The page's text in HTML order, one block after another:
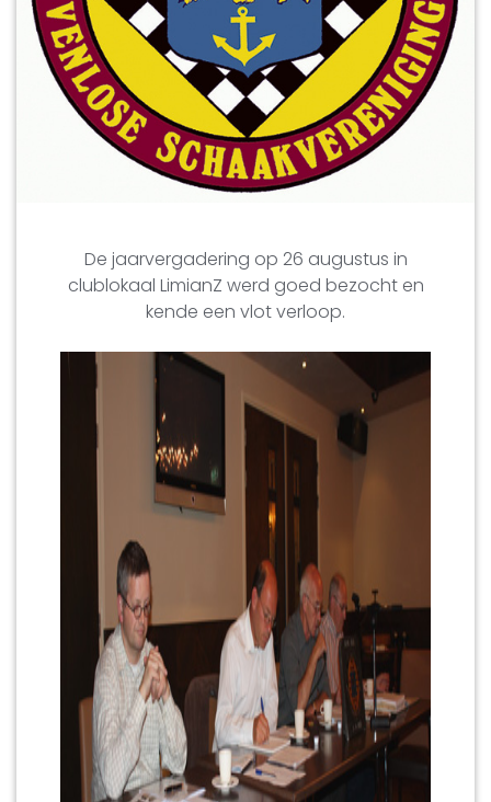
De jaarvergadering op 26 augustus in
clublokaal LimianZ werd goed bezocht en
kende een vlot verloop.